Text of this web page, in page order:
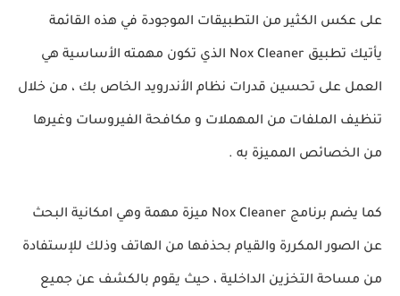
على عكس الكثير من التطبيقات الموجودة في هذه القائمة
يأتيك تطبيق Nox Cleaner الذي تكون مهمته الأساسية هي
العمل على تحسين قدرات نظام الأندرويد الخاص بك ، من خلال
تنظيف الملفات من المهملات و مكافحة الفيروسات وغيرها
من الخصائص المميزة به .
كما يضم برنامج Nox Cleaner ميزة مهمة وهي امكانية البحث
عن الصور المكررة والقيام بحذفها من الهاتف وذلك للإستفادة
من مساحة التخزين الداخلية ، حيث يقوم بالكشف عن جميع